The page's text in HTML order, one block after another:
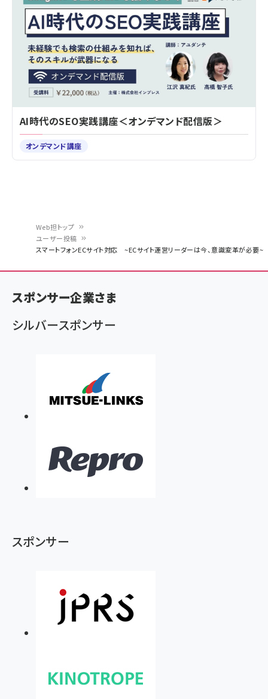
ン
く
ず
Web担トップ
ユーザー投稿
スマートフォンECサイト対応 ~ECサイト運営リーダーは今、意識変革が必要~
AI時代のSEO実践講座＜オンデマンド配信版＞
オンデマンド講座
スポンサー企業さま
シルバースポンサー
スポンサー